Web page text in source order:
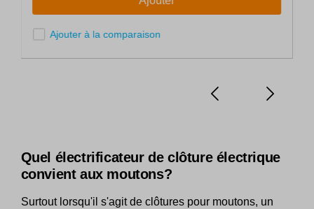
Ajouter à la comparaison
Quel électrificateur de clôture électrique
convient aux moutons?
Surtout lorsqu'il s'agit de clôtures pour moutons, un